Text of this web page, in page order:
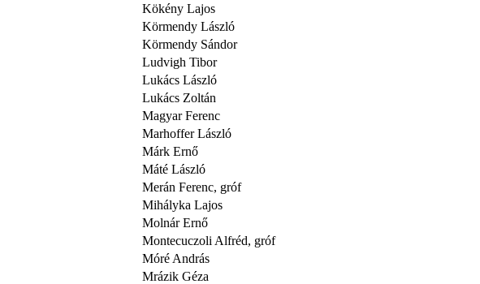
Kökény Lajos
Körmendy László
Körmendy Sándor
Ludvigh Tibor
Lukács László
Lukács Zoltán
Magyar Ferenc
Marhoffer László
Márk Ernő
Máté László
Merán Ferenc, gróf
Mihályka Lajos
Molnár Ernő
Montecuczoli Alfréd, gróf
Móré András
Mrázik Géza